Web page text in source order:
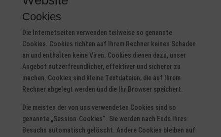
Cookies
Die Internetseiten verwenden teilweise so genannte
Cookies. Cookies richten auf Ihrem Rechner keinen Schaden
an und enthalten keine Viren. Cookies dienen dazu, unser
Angebot nutzerfreundlicher, effektiver und sicherer zu
machen. Cookies sind kleine Textdateien, die auf Ihrem
Rechner abgelegt werden und die Ihr Browser speichert.
Die meisten der von uns verwendeten Cookies sind so
genannte „Session-Cookies“. Sie werden nach Ende Ihres
Besuchs automatisch gelöscht. Andere Cookies bleiben auf